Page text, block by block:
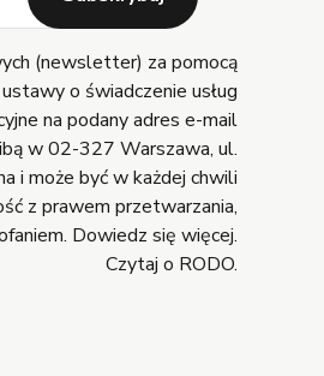
(newsletter) za pomocą
o świadczenie usług
na podany adres e-mail
w 02-327 Warszawa, ul.
i może być w każdej chwili
z prawem przetwarzania,
Dowiedz się więcej.
Czytaj o RODO.